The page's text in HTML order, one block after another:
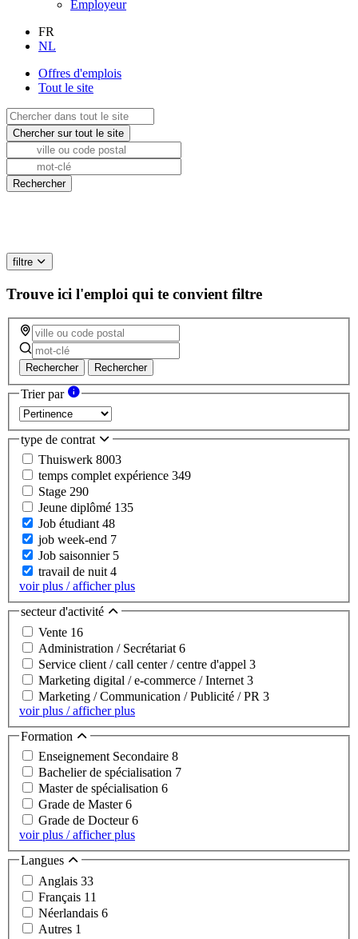
Employeur
FR
NL
Offres d'emplois
Tout le site
filtre
Trouve ici l'emploi qui te convient filtre
Rechercher Rechercher
Trier par
type de contrat
Thuiswerk 8003
temps complet expérience 349
Stage 290
Jeune diplômé 135
Job étudiant 48
job week-end 7
Job saisonnier 5
travail de nuit 4
voir plus / afficher plus
secteur d'activité
Vente 16
Administration / Secrétariat 6
Service client / call center / centre d'appel 3
Marketing digital / e-commerce / Internet 3
Marketing / Communication / Publicité / PR 3
voir plus / afficher plus
Formation
Enseignement Secondaire 8
Bachelier de spécialisation 7
Master de spécialisation 6
Grade de Master6
Grade de Docteur6
voir plus / afficher plus
Langues
Anglais 33
Français 11
Néerlandais 6
Autres 1